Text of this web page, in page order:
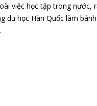
việc học tập trong nước,
du học Hàn Quốc làm